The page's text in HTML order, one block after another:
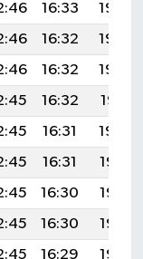
16:33
19:44
16:32
19:43
16:32
19:42
16:32
19:41
16:31
19:40
16:31
19:38
16:30
19:37
16:30
19:36
16:29
19:35